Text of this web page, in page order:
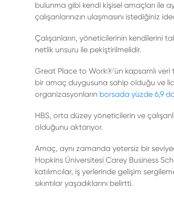
bulunma gibi kendi kişisel amaçları ile
çalışanlarınızın ulaşmasını istediğiniz
Çalışanların, yöneticilerinin kendilerini
netlik unsuru ile pekiştirilmelidir.
Great Place to Work®'ün kapsamlı veri
bir amaç duygusuna sahip olduğu ve
organizasyonların borsada yüzde 6,9
HBS, orta düzey yöneticilerin ve
olduğunu aktarıyor.
Amaç, aynı zamanda yetersiz bir
Hopkins Üniversitesi Carey Business
katılımcılar, iş yerlerinde gelişim
sıkıntılar yaşadıklarını belirtti.